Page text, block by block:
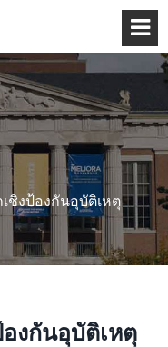
ชิงป้องกันอุบัติเหตุ
งกันอุบัติเหตุ